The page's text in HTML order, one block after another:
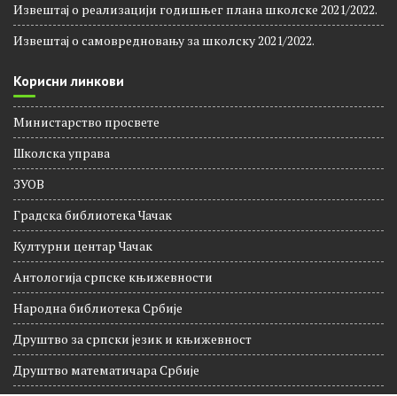
Извештај о реализацији годишњег плана школске 2021/2022.
Извештај о самовредновању за школску 2021/2022.
Корисни линкови
Министарство просвете
Школска управа
ЗУОВ
Градска библиотека Чачак
Културни центар Чачак
Антологија српске књижевности
Народна библиотека Србије
Друштво за српски језик и књижевност
Друштво математичара Србије